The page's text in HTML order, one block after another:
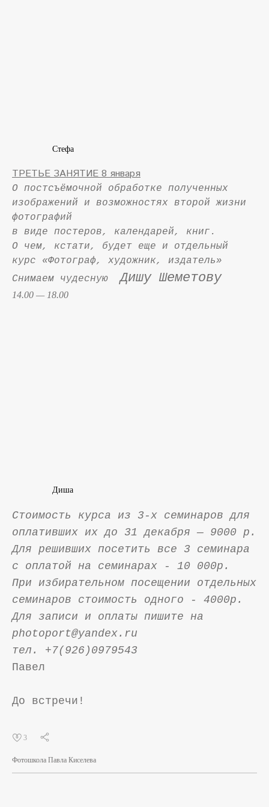
Стефа
ТРЕТЬЕ ЗАНЯТИЕ 8 января
О постсъёмочной обработке полученных
изображений и возможностях второй жизни
фотографий
в виде постеров, календарей, книг.
О чем, кстати, будет еще и отдельный
курс «Фотограф, художник, издатель»
Снимаем чудеснуюДишу Шеметову
14.00 — 18.00
Диша
Стоимость курса из 3-х семинаров для
оплативших их до 31 декабря — 9000 р.
Для решивших посетить все 3 семинара
с оплатой на семинарах - 10 000р.
При избирательном посещении отдельных
семинаров стоимость одного - 4000р.
Для записи и оплаты пишите на
photoport@yandex.ru
тел. +7(926)0979543
Павел
До встречи!
3
Фотошкола Павла Киселева